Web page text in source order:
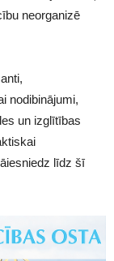
neorganizē
nodibinājumi,
un izglītības
līdz šī